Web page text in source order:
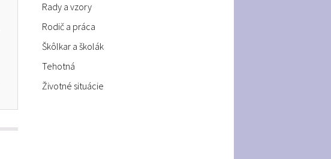
Rady a vzory
Rodič a práca
Škôlkar a školák
Tehotná
Životné situácie